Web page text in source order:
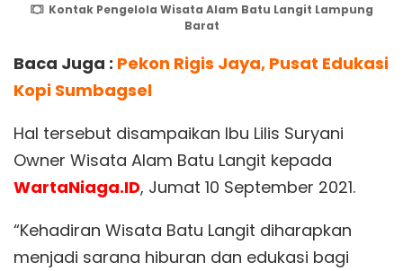
Kontak Pengelola Wisata Alam Batu Langit Lampung
Barat
Baca Juga : Pekon Rigis Jaya, Pusat Edukasi
Kopi Sumbagsel
Hal tersebut disampaikan Ibu Lilis Suryani
Owner Wisata Alam Batu Langit kepada
WartaNiaga.ID, Jumat 10 September 2021.
“Kehadiran Wisata Batu Langit diharapkan
menjadi sarana hiburan dan edukasi bagi